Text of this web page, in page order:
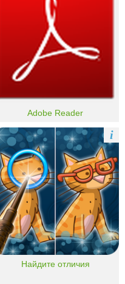
Adobe Reader
Найдите отличия
i